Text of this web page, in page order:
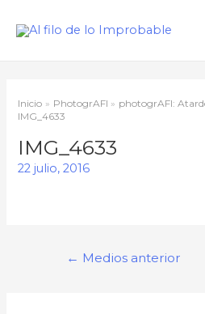
Inicio PhotogrAFI
photogrAFI:
IMG_4633
IMG_4633
22 julio, 2016
Navegación
← Medios anterior